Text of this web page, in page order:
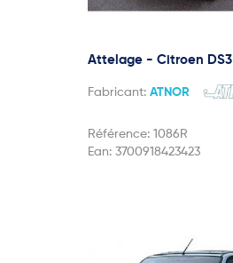
Attelage - Citroen DS3
Fabricant: ATNOR
Référence: 1086R
Ean: 3700918423423